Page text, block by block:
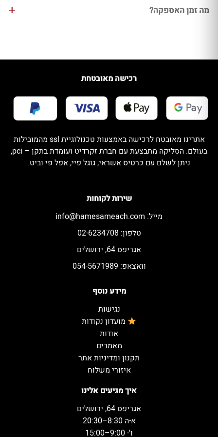
מה זמן האספקה?
איך מגיעים אלינו
אגריפס 64, ירושלים
א-ה 8:30–20:30
ו'- 9:00–15:00
מידע נוסף
נגישות
מועדון נקודות
אודות
מאמרים
תקנון ומדיניות אתר
איזורי משלוח
שירות לקוחות
מייל: info@hamesameach.com
טלפון: 02-6234708
אגריפס 64, ירושלים
וואצאפ: 054-5671989
רכישה מאובטחת
אתרינו מאובטח לרכישה באמצעות טכנולוגיית ssl מהמובילות
בעולם. הסליקה מתבצעת עם חברת זקרדיט ועומדת בתקן – pci,
ניתן לשלם עם כרטיס אשראי, גוגל פיי, אפל פי וביט.